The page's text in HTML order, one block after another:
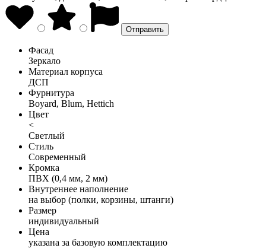
Фасад
Зеркало
Материал корпуса
ДСП
Фурнитура
Boyard, Blum, Hettich
Цвет
<
Светлый
Стиль
Современный
Кромка
ПВХ (0,4 мм, 2 мм)
Внутреннее наполнение
на выбор (полки, корзины, штанги)
Размер
индивидуальный
Цена
указана за базовую комплектацию